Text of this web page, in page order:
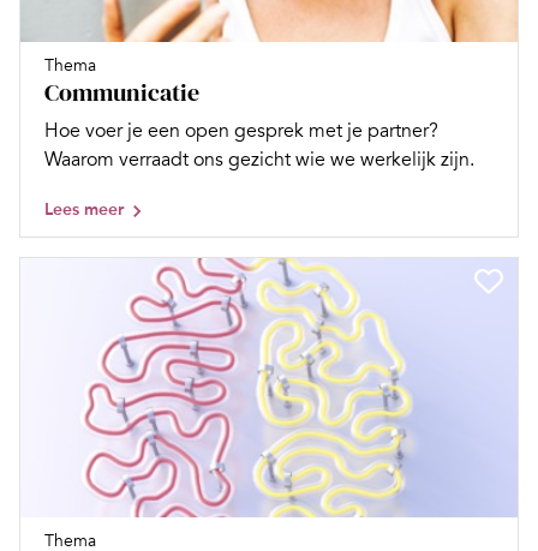
Thema
Communicatie
Hoe voer je een open gesprek met je partner?
Waarom verraadt ons gezicht wie we werkelijk zijn.
Lees meer
Thema